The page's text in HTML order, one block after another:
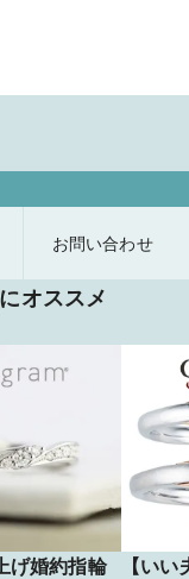
お問い合わせ
オススメ
げ婚約指輪
【いい